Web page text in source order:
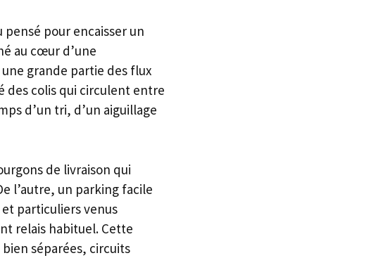
pensé pour encaisser un
au cœur d’une
grande partie des flux
des colis qui circulent entre
d’un tri, d’un aiguillage
de livraison qui
l’autre, un parking facile
et particuliers venus
relais habituel. Cette
séparées, circuits